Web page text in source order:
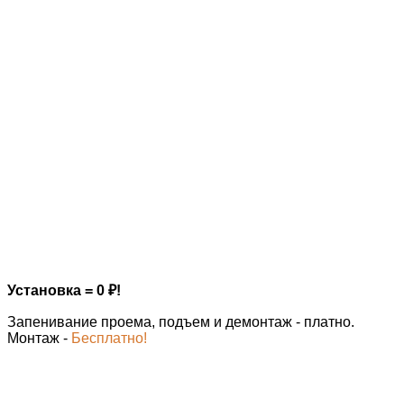
Установка = 0 ₽!
Запенивание проема, подъем и демонтаж - платно.
Монтаж - Бесплатно!